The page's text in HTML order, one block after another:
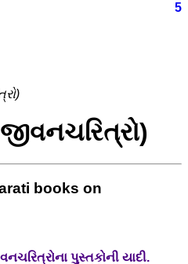
5
books on
પુસ્તકોની યાદી.